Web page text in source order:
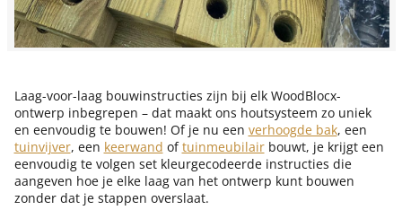
Laag-voor-laag bouwinstructies zijn bij elk WoodBlocx-
ontwerp inbegrepen – dat maakt ons houtsysteem zo uniek
en eenvoudig te bouwen! Of je nu een verhoogde bak, een
tuinvijver, een keerwand oftuinmeubilairbouwt, je krijgt een
eenvoudig te volgen set kleurgecodeerde instructies die
aangeven hoe je elke laag van het ontwerp kunt bouwen
zonder dat je stappen overslaat.